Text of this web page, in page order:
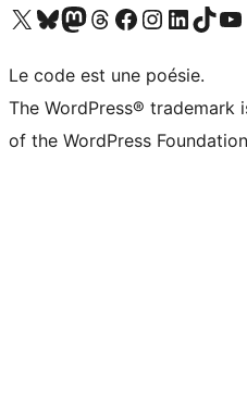
Visitez notre compte X (précédemment Twitter)
Visiter notre compte Bluesky
Visiter notre compte Mastodon
Visiter notre compte Threads
Consulter notre compte Facebook
Consulter notre compte
Consulter notre compte
Visiter notreVisiter
Le code est une poésie.
The WordPress®
of the WordPress